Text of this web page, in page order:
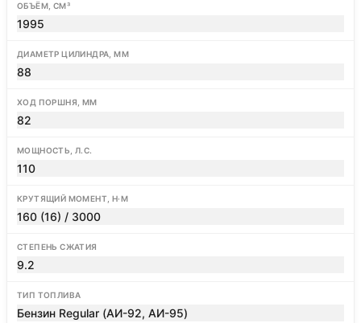
ОБЪЁМ, СМ³
1995
ДИАМЕТР ЦИЛИНДРА, ММ
88
ХОД ПОРШНЯ, ММ
82
МОЩНОСТЬ, Л.С.
110
КРУТЯЩИЙ МОМЕНТ, Н·М
160 (16) / 3000
СТЕПЕНЬ СЖАТИЯ
9.2
ТИП ТОПЛИВА
Бензин Regular (АИ-92, АИ-95)